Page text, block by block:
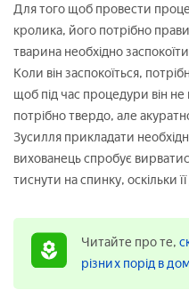
Для того щоб провести
кролика, його потрібно
тварина необхідно
Коли він заспокоїться,
щоб під час процедури він
потрібно твердо, але
Зусилля прикладати
вихованець спробує
тиснути на спинку, оскільки
Читайте про те,
різних порід в